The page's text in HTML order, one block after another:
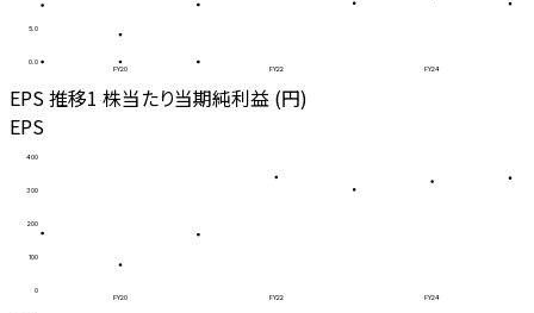
0.0
5.0
FY20 FY22 FY24
EPS 推移1 株当たり当期純利益 (円)
EPS
0
100
200
300
400
FY20 FY22 FY24